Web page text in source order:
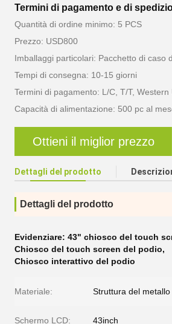
Termini di pagamento e di
Quantità di ordine minimo: 5 PCS
Prezzo: USD800
Imballaggi particolari: Pacchetto di caso
Tempi di consegna: 10-15 giorni
Termini di pagamento: L/C, T/T, Western
Capacità di alimentazione: 500 pc al
Ottieni il miglior prezzo
Dettagli del prodotto
Dettagli del prodotto
Evidenziare: 43" chiosco del touch
Chiosco del touch screen del podio,
Chiosco interattivo del podio
Materiale: Struttura del metallo
Schermo LCD: 43inch